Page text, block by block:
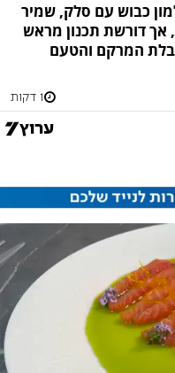
כבוש עם סלק, שמיר
אך דורשת תכנון מראש
לקבלת המרקם והטעם
1 דקות